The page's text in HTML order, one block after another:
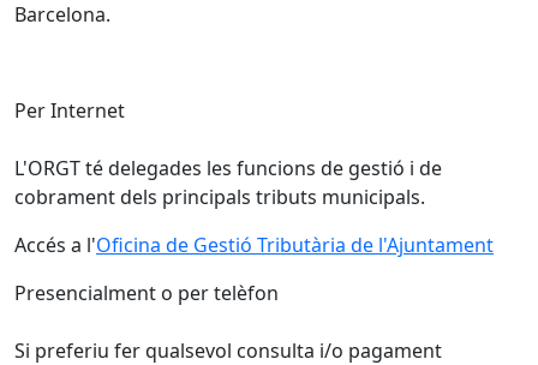
Barcelona.
Per Internet
L'ORGT té delegades les funcions de gestió i de
cobrament dels principals tributs municipals.
Accés a l'Oficina de Gestió Tributària de l'Ajuntament
Presencialment o per telèfon
Si preferiu fer qualsevol consulta i/o pagament